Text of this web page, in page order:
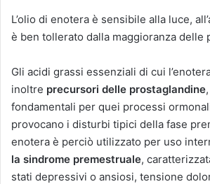
L’olio di enotera è sensibile alla luce,
è ben tollerato dalla maggioranza delle
Gli acidi grassi essenziali di cui
inoltre precursori delle prostaglandine
fondamentali per quei processi
provocano i disturbi tipici della fase
enotera è perciò utilizzato per uso
la sindrome premestruale,
stati depressivi o ansiosi, tensione